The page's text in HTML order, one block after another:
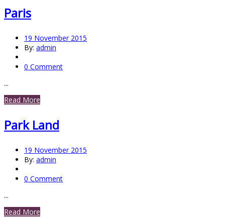
Paris
19 November 2015
By: admin
0 Comment
...
Read More
Park Land
19 November 2015
By: admin
0 Comment
...
Read More